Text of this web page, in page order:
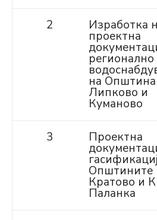
2 Изработка
проектна
регионално
на Општина
Липково и
Куманово
3 Проектна
Општините
Кратово и
Паланка